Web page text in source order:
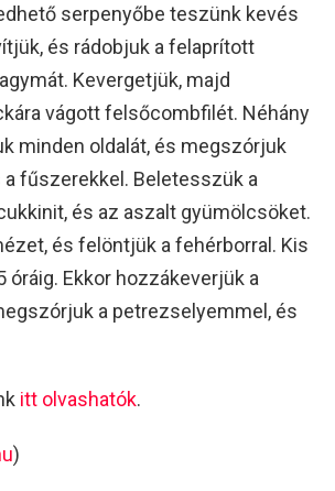
serpenyőbe teszünk kevés
és rádobjuk a felaprított
Kevergetjük, majd
vágott felsőcombfilét. Néhány
minden oldalát, és megszórjuk
a fűszerekkel. Beletesszük a
és az aszalt gyümölcsöket.
és felöntjük a fehérborral. Kis
óráig. Ekkor hozzákeverjük a
a petrezselyemmel, és
itt olvashatók.
)